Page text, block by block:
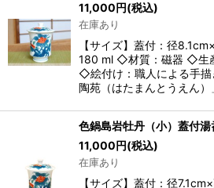
絞り込む
11,000円(税込)
在庫あり
【サイズ】蓋付：径
180 ml ◇材質：磁器 ◇生
◇絵付け：職人による手
陶苑（はたまんとうえん
色鍋島岩牡丹（小）蓋付湯
11,000円(税込)
在庫あり
【サイズ】蓋付：径